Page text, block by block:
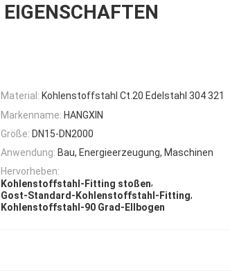
EIGENSCHAFTEN
Material: Kohlenstoffstahl Ct.20 Edelstahl 304 321
Markenname: HANGXIN
Größe: DN15-DN2000
Anwendung: Bau, Energieerzeugung, Maschinen
Hervorheben:
Kohlenstoffstahl-Fitting stoßen,
Gost-Standard-Kohlenstoffstahl-Fitting,
Kohlenstoffstahl-90 Grad-Ellbogen